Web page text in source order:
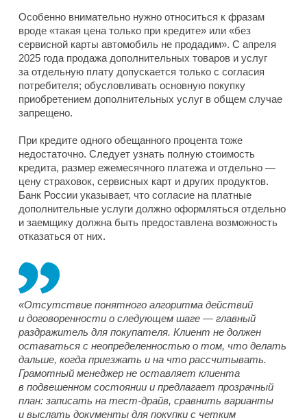
Особенно внимательно нужно относиться к фразам
вроде «такая цена только при кредите» или «без
сервисной карты автомобиль не продадим». С апреля
2025 года продажа дополнительных товаров и услуг
за отдельную плату допускается только с согласия
потребителя; обусловливать основную покупку
приобретением дополнительных услуг в общем случае
запрещено.
При кредите одного обещанного процента тоже
недостаточно. Следует узнать полную стоимость
кредита, размер ежемесячного платежа и отдельно —
цену страховок, сервисных карт и других продуктов.
Банк России указывает, что согласие на платные
дополнительные услуги должно оформляться отдельно
и заемщику должна быть предоставлена возможность
отказаться от них.
«Отсутствие понятного алгоритма действий
и договоренности о следующем шаге — главный
раздражитель для покупателя. Клиент не должен
оставаться с неопределенностью о том, что делать
дальше, когда приезжать и на что рассчитывать.
Грамотный менеджер не оставляет клиента
в подвешенном состоянии и предлагает прозрачный
план: записать на тест-драйв, сравнить варианты
и выслать документы для покупки с четким